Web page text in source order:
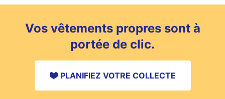
Vos vêtements propres sont à
portée de clic.
PLANIFIEZ VOTRE COLLECTE